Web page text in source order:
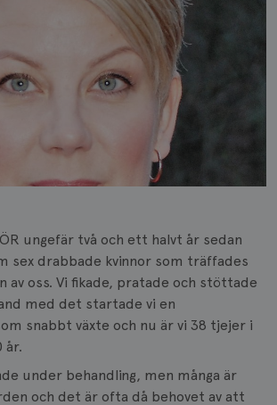
ungefär två och ett halvt år sedan
sex drabbade kvinnor som träffades
av oss. Vi fikade, pratade och stöttade
med det startade vi en
snabbt växte och nu är vi 38 tjejer i
år.
under behandling, men många är
och det är ofta då behovet av att